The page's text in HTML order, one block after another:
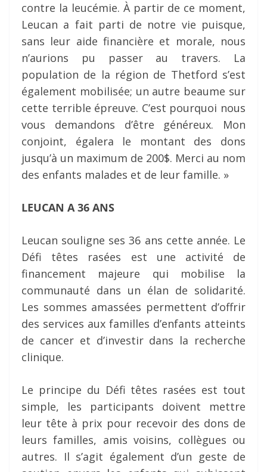
contre la leucémie. À partir de ce moment,
Leucan a fait parti de notre vie puisque,
sans leur aide financière et morale, nous
n’aurions pu passer au travers. La
population de la région de Thetford s’est
également mobilisée; un autre beaume sur
cette terrible épreuve. C’est pourquoi nous
vous demandons d’être généreux. Mon
conjoint, égalera le montant des dons
jusqu’à un maximum de 200$. Merci au nom
des enfants malades et de leur famille. »
LEUCAN A 36 ANS
Leucan souligne ses 36 ans cette année. Le
Défi têtes rasées est une activité de
financement majeure qui mobilise la
communauté dans un élan de solidarité.
Les sommes amassées permettent d’offrir
des services aux familles d’enfants atteints
de cancer et d’investir dans la recherche
clinique.
Le principe du Défi têtes rasées est tout
simple, les participants doivent mettre
leur tête à prix pour recevoir des dons de
leurs familles, amis voisins, collègues ou
autres. Il s’agit également d’un geste de